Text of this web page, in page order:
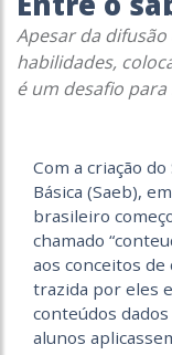
Apesar da
habilidades,
é um desafio
Com a criação do
Básica (Saeb),
brasileiro
chamado
aos conceitos de
trazida por eles
conteúdos
alunos